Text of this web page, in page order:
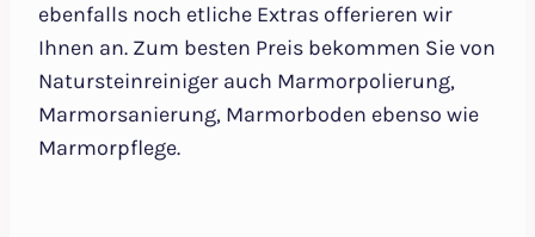
ebenfalls noch etliche Extras offerieren wir
Ihnen an. Zum besten Preis bekommen Sie von
Natursteinreiniger auch Marmorpolierung,
Marmorsanierung, Marmorboden ebenso wie
Marmorpflege.